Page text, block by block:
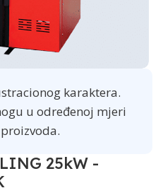
karaktera.
u određenoj mjeri
25kW -